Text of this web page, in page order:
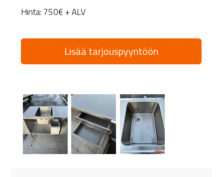
Hinta: 750€ + ALV
Lisää tarjouspyyntöön